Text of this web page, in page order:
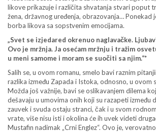
likove prikazuje i različita shvatanja stvari poput
žena, državnog uređenja, obrazovanja… Ponekad
borba likova sa sopstvenim emocijama.
„Svet se izjedared okrenuo naglavačke.
Ovo je mržnja. Ja osećam mržnju i tražim
u meni samome i moram se suočiti sa njim.“*
Salih se, u ovom romanu, smelo bavi raznim
razlika između Zapada i Istoka, odnosno, u ovom
Možda još važnije, bavi se oslikavanjem dilema
dešavaju u umovima onih koji su razapeti između
zauvek i svuda ostaju stranci, čak i u svom
vrate, više nisu isti i okolina će ih uvek videti
Mustafin nadimak „Crni Englez“. Ovo je,